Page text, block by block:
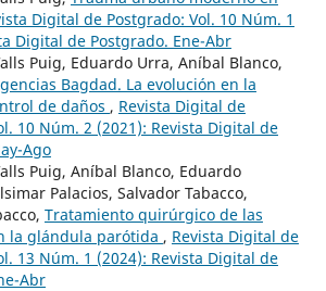
Digital de Postgrado: Vol. 10 Núm. 1
Digital de Postgrado. Ene-Abr
Puig, Eduardo Urra, Aníbal Blanco,
Bagdad. La evolución en la
de daños , Revista Digital de
10 Núm. 2 (2021): Revista Digital de
Ago
Puig, Aníbal Blanco, Eduardo
Palacios, Salvador Tabacco,
Tratamiento quirúrgico de las
la glándula parótida , Revista Digital de
13 Núm. 1 (2024): Revista Digital de
Abr